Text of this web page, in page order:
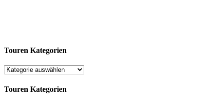
Touren Kategorien
Touren Kategorien